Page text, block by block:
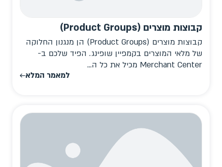
קבוצות מוצרים (Product Groups)
קבוצות מוצרים (Product Groups) הן מנגנון החלוקה
של מלאי המוצרים בקמפיין שופינג. הפיד שלכם ב-
Merchant Center מכיל את כל ה...
למאמר המלא